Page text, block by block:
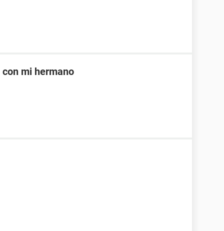
con mi hermano